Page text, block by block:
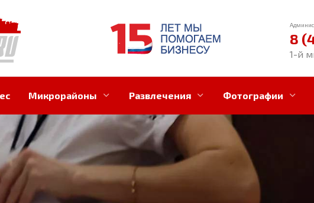
8
1-й
Микрорайоны Развлечения Фотографии